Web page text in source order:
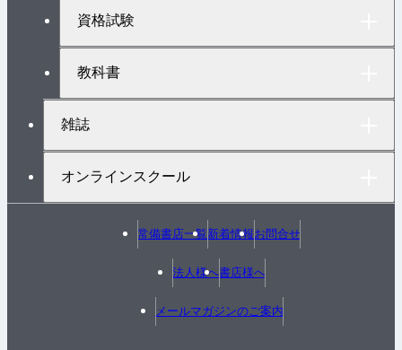
資格試験
教科書
雑誌
オンラインスクール
常備書店一覧新着情報お問合せ
法人様へ書店様へ
メールマガジンのご案内